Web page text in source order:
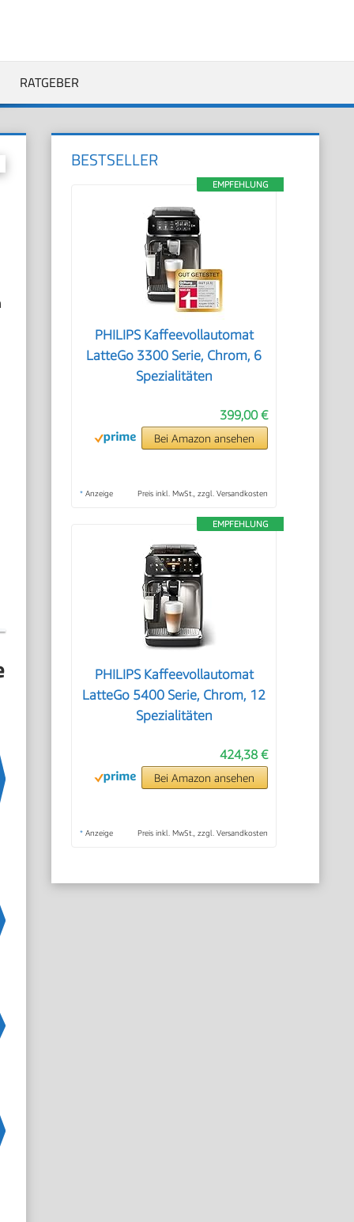
RATGEBER
BESTSELLER
EMPFEHLUNG
PHILIPS Kaffeevollautomat
LatteGo 3300 Serie, Chrom, 6
Spezialitäten
399,00 €
Bei Amazon ansehen
* Anzeige Preis inkl. MwSt., zzgl. Versandkosten
EMPFEHLUNG
PHILIPS Kaffeevollautomat
LatteGo 5400 Serie, Chrom, 12
Spezialitäten
424,38 €
Bei Amazon ansehen
* Anzeige Preis inkl. MwSt., zzgl. Versandkosten